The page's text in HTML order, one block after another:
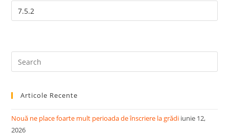
Articole Recente
Nouă ne place foarte mult perioada de înscriere la grădi iunie 12,
2026